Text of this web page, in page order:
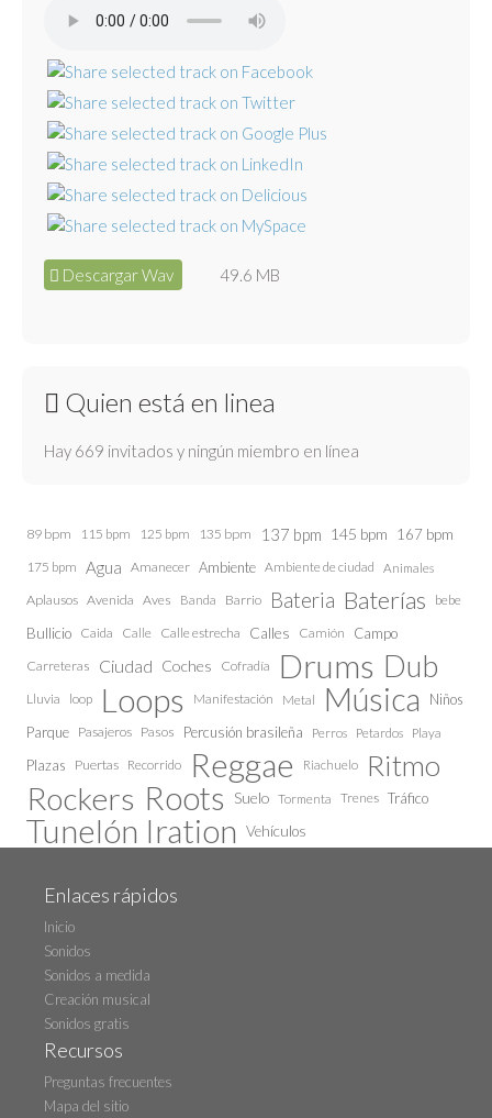
Descargar Wav 49.6 MB
Quien está en linea
Hay 669 invitados y ningún miembro en línea
89 bpm 115 bpm 125 bpm 135 bpm 137 bpm 145 bpm 167 bpm
175 bpm Agua Amanecer Ambiente Ambiente de ciudad Animales
Aplausos Avenida Aves Banda Barrio Bateria Baterías bebe
Bullicio Caida Calle Calle estrecha Calles Camión Campo
Carreteras Ciudad Coches Cofradía Drums Dub
Lluvia loop Loops Manifestación Metal Música
Niños
Parque Pasajeros Pasos Percusión brasileña Perros Petardos Playa
Plazas Puertas Recorrido Reggae Riachuelo Ritmo
Rockers Roots Suelo Tormenta Trenes Tráfico
Tunelón Iration Vehículos
Enlaces rápidos
Inicio
Sonidos
Sonidos a medida
Creación musical
Sonidos gratis
Recursos
Preguntas frecuentes
Mapa del sitio